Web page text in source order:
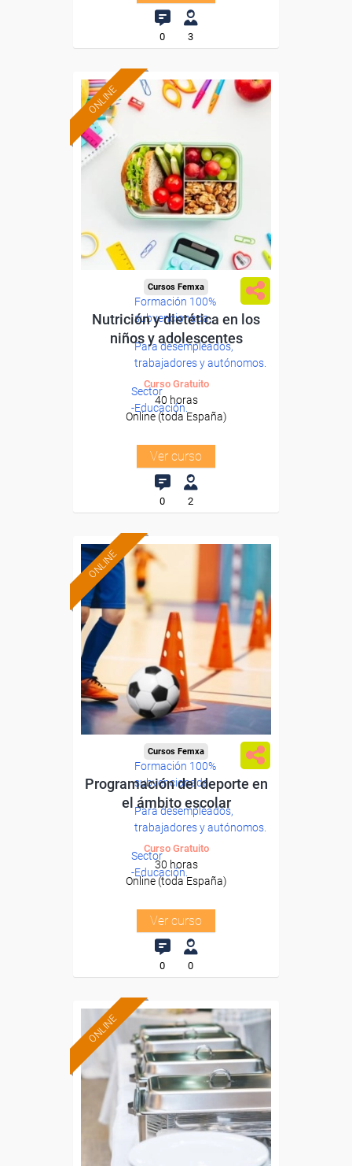
0 3
ONLINE
Formación 100%
subvencionada.
Para desempleados,
trabajadores y autónomos.
Sector
-Educación.
Cursos Femxa
Nutrición y dietética en los
niños y adolescentes
Curso Gratuito
40 horas
Online (toda España)
Ver curso
0 2
ONLINE
Formación 100%
subvencionada.
Para desempleados,
trabajadores y autónomos.
Sector
-Educación.
Cursos Femxa
Programación del deporte en
el ámbito escolar
Curso Gratuito
30 horas
Online (toda España)
Ver curso
0 0
ONLINE